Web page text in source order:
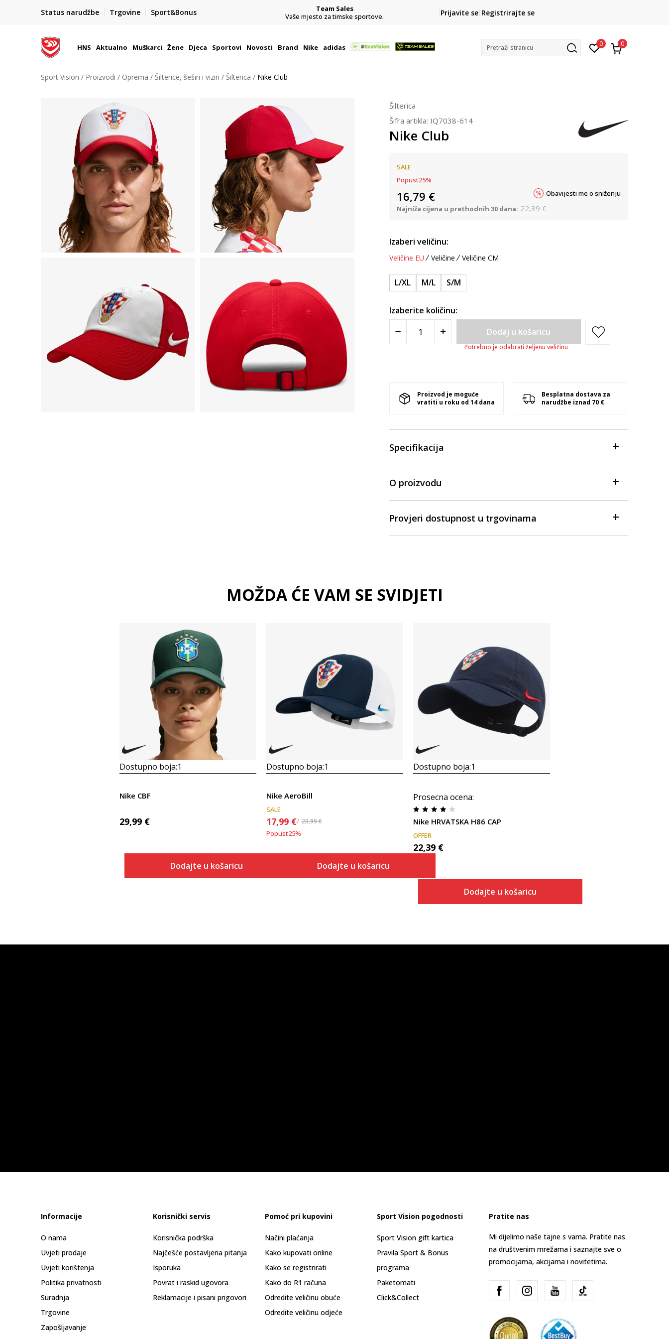
Status narudžbe Trgovine Sport&Bonus
BOX NOW
Dostava 1,50 €
| Više od 800 paketomata u Hrvatskoj
Team Sales
Vaše mjesto za timske sportove.
CLICK& COLLECT
besplatno preuzimanje u trgovini
Prijavite se Registrirajte se
HNS Aktualno Muškarci Žene Djeca Sportovi Novosti Brand Nike adidas Pretraži stranicu 0 0
Sport Vision Proizvodi Oprema Šilterice, šeširi i viziri Šilterica Nike Club
Šilterica
Šifra artikla: IQ7038-614
Nike Club
SALE
Popust25%
16,79 €
Najniža cijena u prethodnih 30 dana: 22,39 €
Obavijesti me o sniženju
Izaberi veličinu:
Veličine EU Veličine Veličine CM
L/XL M/L S/M
Izaberite količinu:
Dodaj u košaricu
Potrebno je odabrati željenu veličinu
Proizvod je moguće
vratiti u roku od 14 dana
Besplatna dostava za
narudžbe iznad 70 €
Specifikacija
O proizvodu
Provjeri dostupnost u trgovinama
MOŽDA ĆE VAM SE SVIDJETI
Dostupno boja:1
Nike CBF
29,99 €
Dodajte u košaricu
Dostupno boja:1
Nike AeroBill
SALE
17,99 € 23,99€
Popust25%
Dodajte u košaricu
Dostupno boja:1
Prosecna ocena:
Nike HRVATSKA H86 CAP
OFFER
22,39 €
Dodajte u košaricu
Informacije
O nama
Uvjeti prodaje
Uvjeti korištenja
Politika privatnosti
Suradnja
Trgovine
Zapošljavanje
Korisnički servis
Korisnička podrška
Najčešće postavljena pitanja
Isporuka
Povrat i raskid ugovora
Reklamacije i pisani prigovori
Pomoć pri kupovini
Načini plaćanja
Kako kupovati online
Kako se registrirati
Kako do R1 računa
Odredite veličinu obuće
Odredite veličinu odjeće
Sport Vision pogodnosti
Sport Vision gift kartica
Pravila Sport & Bonus
programa
Paketomati
Click&Collect
Pratite nas
Mi dijelimo naše tajne s vama. Pratite nas
na društvenim mrežama i saznajte sve o
promocijama, akcijama i novitetima.